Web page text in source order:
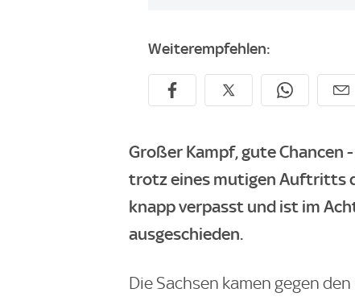
Weiterempfehlen:
Großer Kampf, gute Chancen
trotz eines mutigen Auftritts
knapp verpasst und ist im
ausgeschieden.
Die Sachsen kamen gegen